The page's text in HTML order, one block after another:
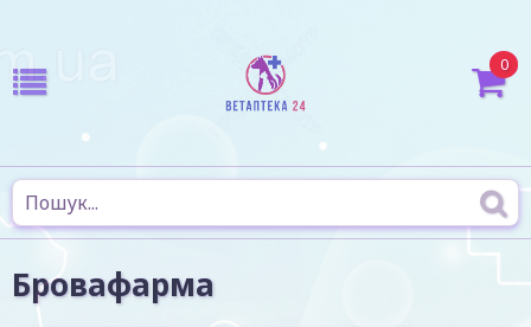
0
Бровафарма